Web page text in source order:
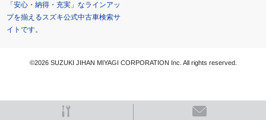
「安心・納得・充実」なラインアッ
プを揃えるスズキ公式中古車検索サ
イトです。
©2026 SUZUKI JIHAN MIYAGI CORPORATION Inc. All rights reserved.